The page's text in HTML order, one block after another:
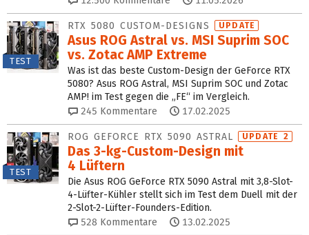
TEST
RTX 5080 CUSTOM-DESIGNS UPDATE
Asus ROG Astral vs. MSI Suprim SOC
vs. Zotac AMP Extreme
Was ist das beste Custom-Design der GeForce RTX
5080? Asus ROG Astral, MSI Suprim SOC und Zotac
AMP! im Test gegen die „FE“ im Vergleich.
245 Kommentare 17.02.2025
TEST
ROG GEFORCE RTX 5090 ASTRAL UPDATE 2
Das 3-kg-Custom-Design mit
4 Lüftern
Die Asus ROG GeForce RTX 5090 Astral mit 3,8-Slot-
4-Lüfter-Kühler stellt sich im Test dem Duell mit der
2-Slot-2-Lüfter-Founders-Edition.
528 Kommentare 13.02.2025